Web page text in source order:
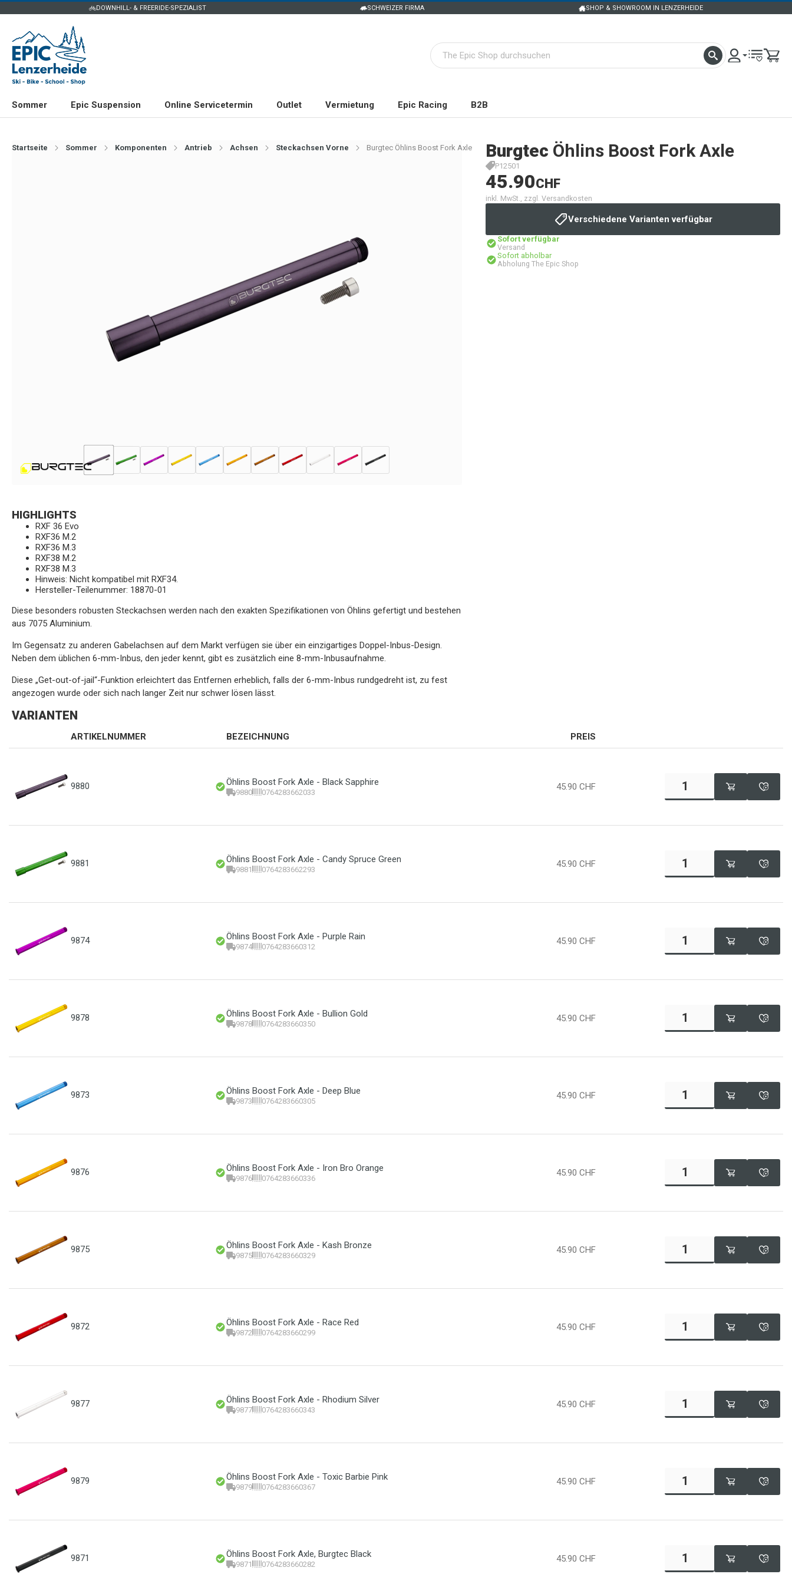
DOWNHILL- & FREERIDE-SPEZIALIST SCHWEIZER FIRMA SHOP & SHOWROOM IN LENZERHEIDE
Sommer Epic Suspension Online Servicetermin Outlet Vermietung Epic Racing B2B
Startseite Sommer Komponenten Antrieb Achsen Steckachsen Vorne Burgtec Öhlins Boost Fork Axle Burgtec Öhlins Boost Fork Axle
P12501
45.90CHF
inkl. MwSt., zzgl. Versandkosten
Verschiedene Varianten verfügbar
Sofort verfügbar
Versand
Sofort abholbar
Abholung The Epic Shop
HIGHLIGHTS
RXF 36 Evo
RXF36 M.2
RXF36 M.3
RXF38 M.2
RXF38 M.3
Hinweis: Nicht kompatibel mit RXF34.
Hersteller-Teilenummer: 18870-01
Diese besonders robusten Steckachsen werden nach den exakten Spezifikationen von Öhlins gefertigt und bestehen
aus 7075 Aluminium.
Im Gegensatz zu anderen Gabelachsen auf dem Markt verfügen sie über ein einzigartiges Doppel-Inbus-Design.
Neben dem üblichen 6-mm-Inbus, den jeder kennt, gibt es zusätzlich eine 8-mm-Inbusaufnahme.
Diese „Get-out-of-jail“-Funktion erleichtert das Entfernen erheblich, falls der 6-mm-Inbus rundgedreht ist, zu fest
angezogen wurde oder sich nach langer Zeit nur schwer lösen lässt.
VARIANTEN
ARTIKELNUMMER BEZEICHNUNG PREIS
9880 Öhlins Boost Fork Axle - Black Sapphire
9880 0764283662033 45.90 CHF
9881 Öhlins Boost Fork Axle - Candy Spruce Green
9881 0764283662293 45.90 CHF
9874 Öhlins Boost Fork Axle - Purple Rain
9874 0764283660312 45.90 CHF
9878 Öhlins Boost Fork Axle - Bullion Gold
9878 0764283660350 45.90 CHF
9873 Öhlins Boost Fork Axle - Deep Blue
9873 0764283660305 45.90 CHF
9876 Öhlins Boost Fork Axle - Iron Bro Orange
9876 0764283660336 45.90 CHF
9875 Öhlins Boost Fork Axle - Kash Bronze
9875 0764283660329 45.90 CHF
9872 Öhlins Boost Fork Axle - Race Red
9872 0764283660299 45.90 CHF
9877 Öhlins Boost Fork Axle - Rhodium Silver
9877 0764283660343 45.90 CHF
9879 Öhlins Boost Fork Axle - Toxic Barbie Pink
9879 0764283660367 45.90 CHF
9871 Öhlins Boost Fork Axle, Burgtec Black
9871 0764283660282 45.90 CHF